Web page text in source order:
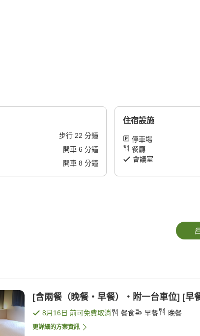
步行 22 分鐘
開車 6 分鐘
開車 8 分鐘
住宿設施
停車場
餐廳
會議室
[含兩餐（晚餐・早餐）・附一台車位] [早
8月16日 前可免費取消 餐食 早餐 晚餐
更詳細的方案資訊